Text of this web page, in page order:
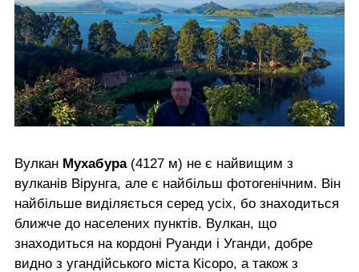
Вулкан Мухабура(4127 м) не є найвищим з
вулканів Вірунга, але є найбільш фотогенічним. Він
найбільше виділяється серед усіх, бо знаходиться
ближче до населених пунктів. Вулкан, що
знаходиться на кордоні Руанди і Уганди, добре
видно з угандійського міста Кісоро, а також з